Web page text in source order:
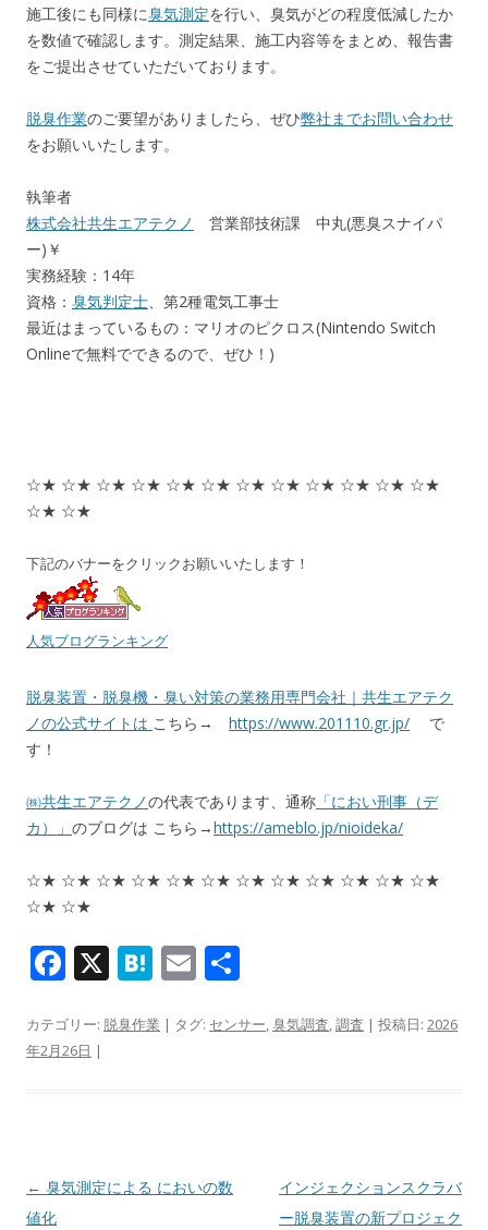
施工後にも同様に臭気測定を行い、臭気がどの程度低減したか
を数値で確認します。測定結果、施工内容等をまとめ、報告書
をご提出させていただいております。
脱臭作業のご要望がありましたら、ぜひ弊社までお問い合わせ
をお願いいたします。
執筆者
株式会社共生エアテクノ
営業部技術課 中丸(悪臭スナイパ
ー)￥
実務経験：14年
資格： 臭気判定士、第2種電気工事士
最近はまっているもの：マリオのピクロス(Nintendo Switch
Onlineで無料でできるので、ぜひ！)
☆★ ☆★ ☆★ ☆★ ☆★ ☆★ ☆★ ☆★ ☆★ ☆★ ☆★ ☆★
☆★ ☆★
下記のバナーをクリックお願いいたします！
人気ブログランキング
脱臭装置・脱臭機・臭い対策の業務用専門会社｜共生エアテク
ノの公式サイトは こちら→ https://www.201110.gr.jp/ で
す！
㈱共生エアテクノの代表であります、通称 「におい刑事（デ
カ）」 のブログは こちら→https://ameblo.jp/nioideka/
☆★ ☆★ ☆★ ☆★ ☆★ ☆★ ☆★ ☆★ ☆★ ☆★ ☆★ ☆★
☆★ ☆★
F
e
b
k
X H
e
E
ai
カテゴリー: 脱臭作業 | タグ: センサー,臭気調査,調査 | 投稿日: 2026
年2月26日 |
投稿ナビゲーション
← 臭気測定による においの数
値化
インジェクションスクラバ
ー脱臭装置の新プロジェク